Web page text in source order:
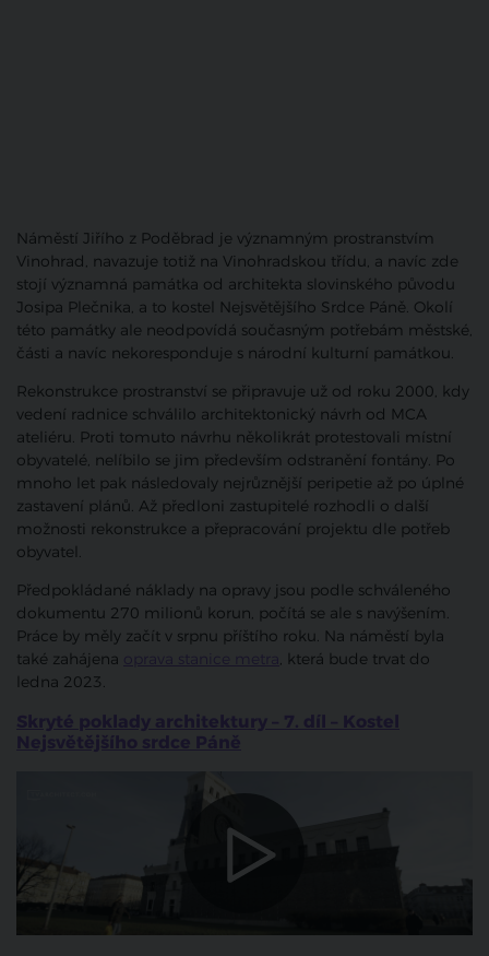
Náměstí Jiřího z Poděbrad je významným prostranstvím
Vinohrad, navazuje totiž na Vinohradskou třídu, a navíc zde
stojí významná památka od architekta slovinského původu
Josipa Plečnika, a to kostel Nejsvětějšího Srdce Páně. Okolí
této památky ale neodpovídá současným potřebám městské,
části a navíc nekoresponduje s národní kulturní památkou.
Rekonstrukce prostranství se připravuje už od roku 2000, kdy
vedení radnice schválilo architektonický návrh od MCA
ateliéru. Proti tomuto návrhu několikrát protestovali místní
obyvatelé, nelíbilo se jim především odstranění fontány. Po
mnoho let pak následovaly nejrůznější peripetie až po úplné
zastavení plánů. Až předloni zastupitelé rozhodli o další
možnosti rekonstrukce a přepracování projektu dle potřeb
obyvatel.
Předpokládané náklady na opravy jsou podle schváleného
dokumentu 270 milionů korun, počítá se ale s navýšením.
Práce by měly začít v srpnu příštího roku. Na náměstí byla
také zahájena
oprava stanice metra , která bude trvat do
ledna 2023.
Skryté poklady architektury – 7. díl – Kostel
Nejsvětějšího srdce Páně